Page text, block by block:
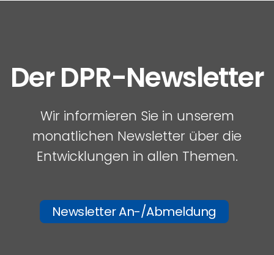
Der DPR-Newsletter
Wir informieren Sie in unserem
monatlichen Newsletter über die
Entwicklungen in allen Themen.
Newsletter An-/Abmeldung